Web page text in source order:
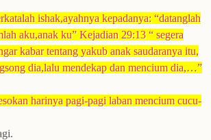
ishak,ayahnya kepadanya: “datanglah
aku,anak ku” Kejadian 29:13 “ segera
kabar tentang yakub anak saudaranya itu,
dia,lalu mendekap dan mencium dia,…”
harinya pagi-pagi laban mencium cucu-